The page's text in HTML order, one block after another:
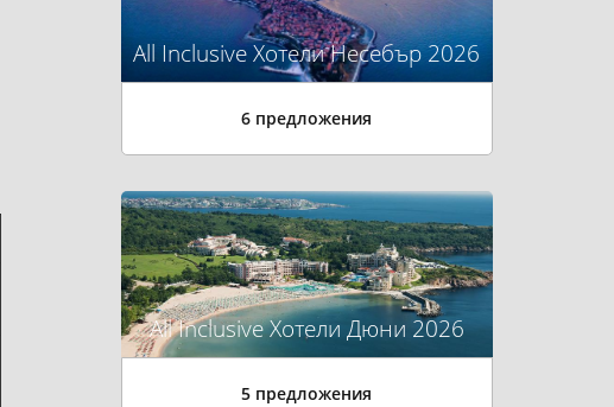
All Inclusive Хотели Несебър 2026
6 предложения
All Inclusive Хотели Дюни 2026
5 предложения